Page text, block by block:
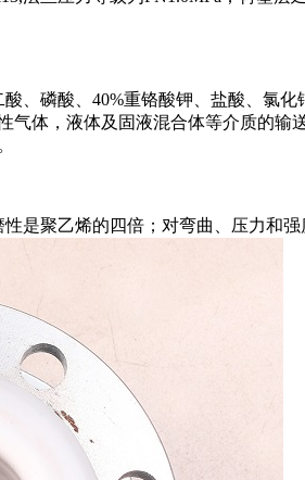
、磷酸、40%重铬酸钾、盐酸、氯化
气体，液体及固液混合体等介质的输
是聚乙烯的四倍；对弯曲、压力和强